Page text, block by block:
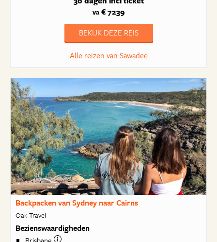
va€ 7239
BEKIJK DEZE REIS
Alle reizen van Sawadee
Backpacken van Sydney naar Cairns
Oak Travel
Bezienswaardigheden